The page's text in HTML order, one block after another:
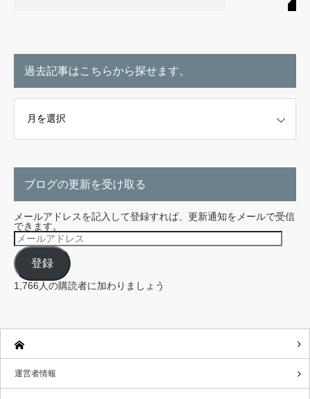
過去記事はこちらから探せます。
ブログの更新を受け取る
メールアドレスを記入して登録すれば、更新通知をメールで受信
できます。
メ
ー
ル
ア
ド
レ
ス
登録
1,766人の購読者に加わりましょう
運営者情報